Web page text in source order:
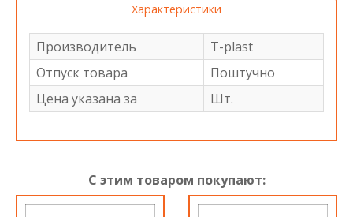
Характеристики
Производитель
T-plast
Отпуск товара
Поштучно
Цена указана за
Шт.
С этим товаром покупают: